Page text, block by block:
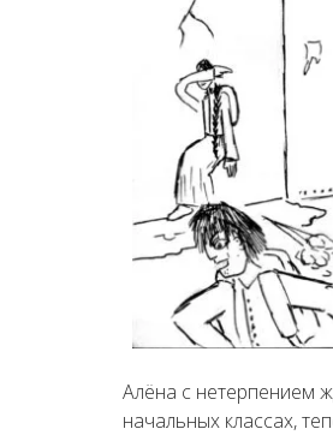
Алёна с нетерпением
начальных классах,